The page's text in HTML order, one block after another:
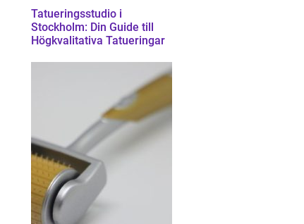
Tatueringsstudio i
Stockholm: Din Guide till
Högkvalitativa Tatueringar